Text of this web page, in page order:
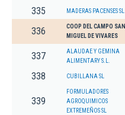
335 MADERAS PACENSES SL
336
COOP DEL CAMPO SAN
MIGUEL DE VIVARES
337
ALAUDAE Y GEMINA
ALIMENTARY S.L.
338 CUBILLANA SL
339
FORMULADORES
AGROQUIMICOS
EXTREMEÑOS SL